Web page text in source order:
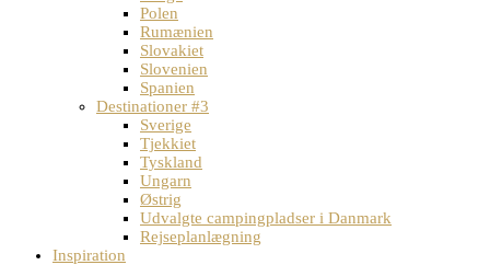
Polen
Rumænien
Slovakiet
Slovenien
Spanien
Destinationer #3
Sverige
Tjekkiet
Tyskland
Ungarn
Østrig
Udvalgte campingpladser i Danmark
Rejseplanlægning
Inspiration